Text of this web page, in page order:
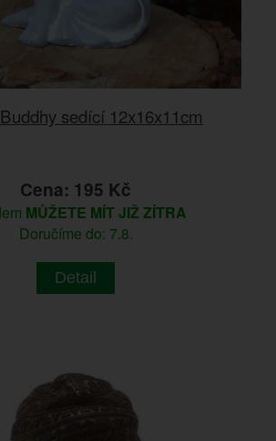
sedící 12x16x11cm
Cena: 195 Kč
MŮŽETE MÍT JIŽ ZÍTRA
Doručíme do: 7.8.
Detail